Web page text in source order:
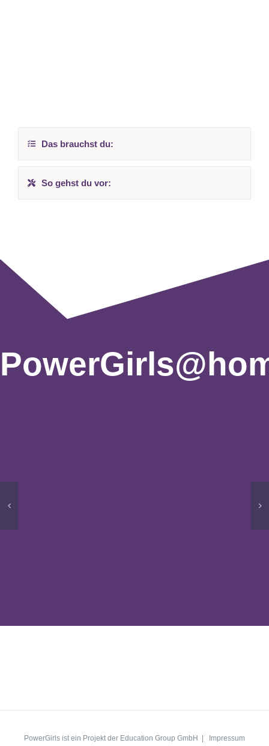
Das brauchst du:
So gehst du vor:
PowerGirls ist ein Projekt der Education Group GmbH | Impressum